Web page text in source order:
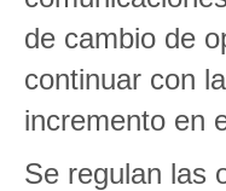
de cambio de
continuar con
incremento en
Se regulan las